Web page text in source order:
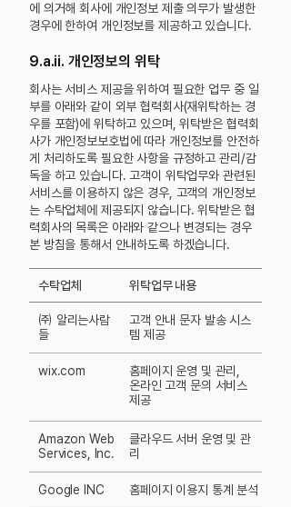
에 의거해 회사에 개인정보 제출 의무가 발생한
경우에 한하여 개인정보를 제공하고 있습니다.
9.a.ii. 개인정보의 위탁
회사는 서비스 제공을 위하여 필요한 업무 중 일
부를 아래와 같이 외부 협력회사(재위탁하는 경
우를 포함)에 위탁하고 있으며, 위탁받은 협력회
사가 개인정보보호법에 따라 개인정보를 안전하
게 처리하도록 필요한 사항을 규정하고 관리/감
독을 하고 있습니다. 고객이 위탁업무와 관련된
서비스를 이용하지 않은 경우, 고객의 개인정보
는 수탁업체에 제공되지 않습니다.위탁받은 협
력회사의 목록은 아래와 같으나 변경되는 경우
본 방침을 통해서 안내하도록 하겠습니다.
수탁업체 위탁업무 내용
㈜ 알리는사람
들
고객 안내 문자 발송 시스
템 제공
wix.com
홈페이지 운영 및 관리,
온라인 고객 문의 서비스
제공
Amazon Web
Services, Inc.
​클라우드 서버 운영 및 관
리
Google INC 홈페이지 이용지 통계 분석